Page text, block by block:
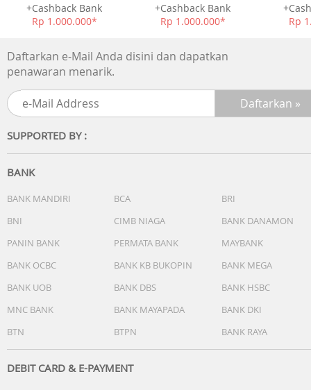
+Cashback Bank
Rp 1.000.000*
+Cashback Bank
Rp 1.000.000*
Rp
Daftarkan e-Mail Anda disini dan dapatkan
penawaran menarik.
SUPPORTED BY :
BANK
BANK MANDIRI BCA
BRI
BNI
CIMB NIAGA
BANK DANAMON
PANIN BANK
PERMATA BANK
MAYBANK
BANK OCBC
BANK KB BUKOPIN
BANK MEGA
BANK UOB
BANK DBS
BANK HSBC
MNC BANK
BANK MAYAPADA
BANK DKI
BTN
BTPN BANK RAYA
DEBIT CARD & E-PAYMENT